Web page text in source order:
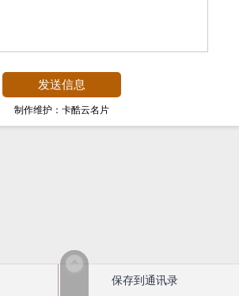
制作维护：卡酷云名片
保存到通讯录